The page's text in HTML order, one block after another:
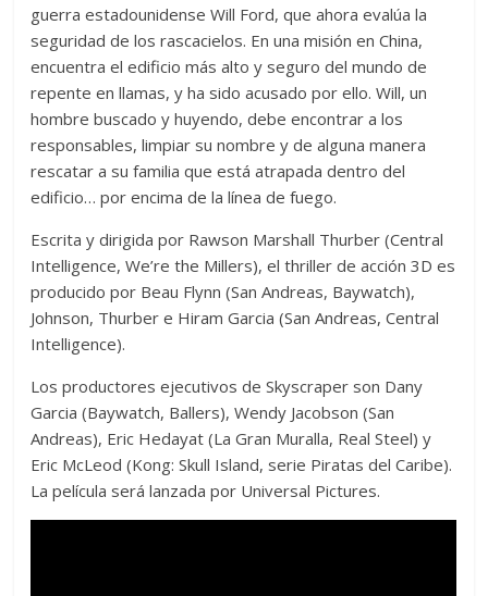
guerra estadounidense Will Ford, que ahora evalúa la
seguridad de los rascacielos. En una misión en China,
encuentra el edificio más alto y seguro del mundo de
repente en llamas, y ha sido acusado por ello. Will, un
hombre buscado y huyendo, debe encontrar a los
responsables, limpiar su nombre y de alguna manera
rescatar a su familia que está atrapada dentro del
edificio… por encima de la línea de fuego.
Escrita y dirigida por Rawson Marshall Thurber (Central
Intelligence, We’re the Millers), el thriller de acción 3D es
producido por Beau Flynn (San Andreas, Baywatch),
Johnson, Thurber e Hiram Garcia (San Andreas, Central
Intelligence).
Los productores ejecutivos de Skyscraper son Dany
Garcia (Baywatch, Ballers), Wendy Jacobson (San
Andreas), Eric Hedayat (La Gran Muralla, Real Steel) y
Eric McLeod (Kong: Skull Island, serie Piratas del Caribe).
La película será lanzada por Universal Pictures.